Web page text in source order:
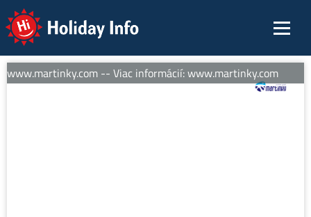
Holiday Info
-- Viac informácií: www.martinky.com